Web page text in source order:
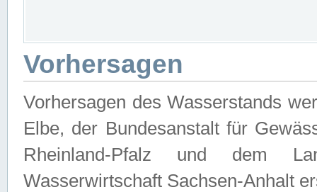
Vorhersagen
Vorhersagen des Wasserstands
Elbe, der Bundesanstalt für
Rheinland-Pfalz und dem
Wasserwirtschaft Sachsen-Anhalt